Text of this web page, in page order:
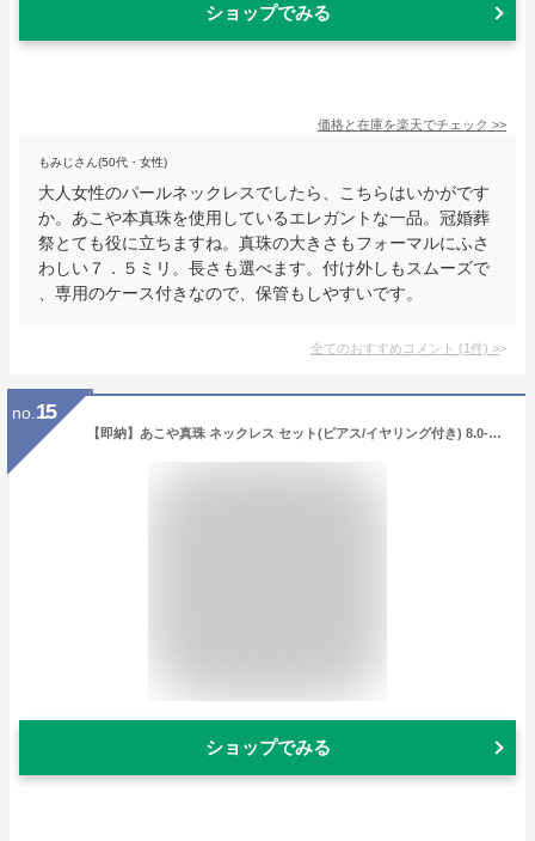
ショップでみる
価格と在庫を楽天でチェック >>
もみじさん(50代・女性)
大人女性のパールネックレスでしたら、こちらはいかがです
か。あこや本真珠を使用しているエレガントな一品。冠婚葬
祭とても役に立ちますね。真珠の大きさもフォーマルにふさ
わしい７．５ミリ。長さも選べます。付け外しもスムーズで
、専用のケース付きなので、保管もしやすいです。
全てのおすすめコメント (1件) >
no. 15
【即納】あこや真珠 ネックレス セット(ピアス/イヤリング付き) 8.0-8.5mm《冠婚葬祭におすすめ》 本真珠 2点セット [n1]【WEB限定】（パールネックレス 真珠ネックレス冠婚葬祭 フォーマル 入学式 卒業式 成人式）
ショップでみる